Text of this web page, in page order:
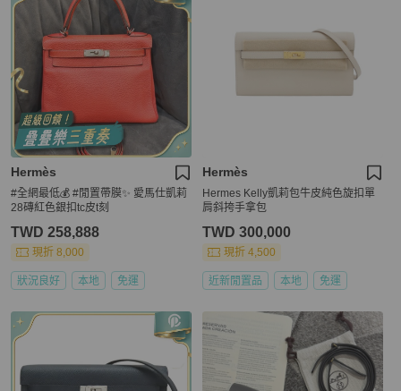
Hermès
#全網最低💰 #閒置帶膜✨ 愛馬仕凱莉
28磚紅色銀扣tc皮t刻
TWD 258,888
現折 8,000
狀況良好 本地 免運
Hermès
Hermes Kelly凱莉包牛皮純色旋扣單
肩斜挎手拿包
TWD 300,000
現折 4,500
近新閒置品 本地 免運